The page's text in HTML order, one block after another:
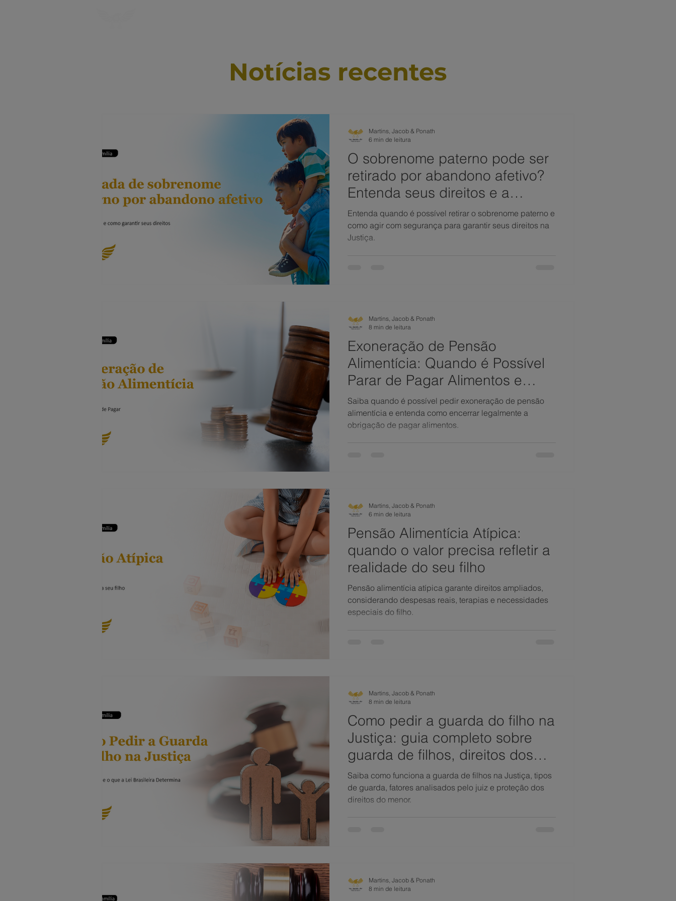
Notícias recentes
O sobrenome paterno pode ser
retirado por abandono afetivo?
Entenda seus direitos e a
decisão do STJ
Entenda quando é possível retirar o sobrenome paterno e
como agir com segurança para garantir seus direitos na
Justiça.
Martins, Jacob & Ponath
6 min de leitura
Exoneração de Pensão
Alimentícia: Quando é Possível
Parar de Pagar Alimentos e
Como Pedir Judicialmente
Saiba quando é possível pedir exoneração de pensão
alimentícia e entenda como encerrar legalmente a
obrigação de pagar alimentos.
Martins, Jacob & Ponath
8 min de leitura
Pensão Alimentícia Atípica:
quando o valor precisa refletir a
realidade do seu filho
Pensão alimentícia atípica garante direitos ampliados,
considerando despesas reais, terapias e necessidades
especiais do filho.
Martins, Jacob & Ponath
6 min de leitura
Como pedir a guarda do filho na
Justiça: guia completo sobre
guarda de filhos, direitos dos
pais e o que a lei brasileira
determina
Saiba como funciona a guarda de filhos na Justiça, tipos
de guarda, fatores analisados pelo juiz e proteção dos
direitos do menor.
Martins, Jacob & Ponath
8 min de leitura
Martins, Jacob & Ponath
8 min de leitura